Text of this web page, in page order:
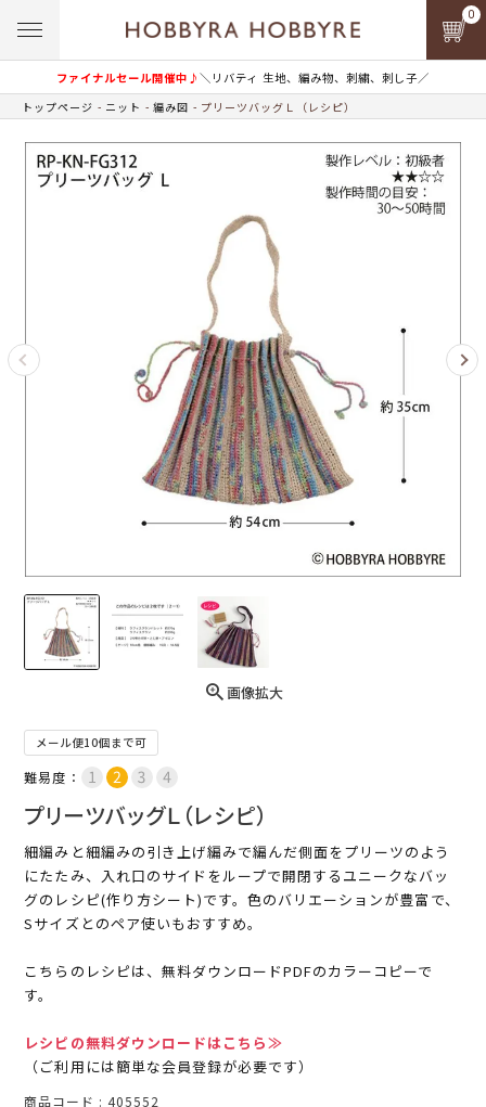
ファイナルセール開催中♪＼リバティ 生地、編み物、刺繍、刺し子／
0
トップページ ニット 編み図 プリーツバッグＬ（レシピ）
画像拡大
メール便10個まで可
難易度：
プリーツバッグＬ（レシピ）
細編みと細編みの引き上げ編みで編んだ側面をプリーツのよう
にたたみ、入れ口のサイドをループで開閉するユニークなバッ
グのレシピ(作り方シート)です。色のバリエーションが豊富で、
Sサイズとのペア使いもおすすめ。
こちらのレシピは、無料ダウンロードPDFのカラーコピーで
す。
レシピの無料ダウンロードはこちら≫
（ご利用には簡単な会員登録が必要です）
商品コード 405552